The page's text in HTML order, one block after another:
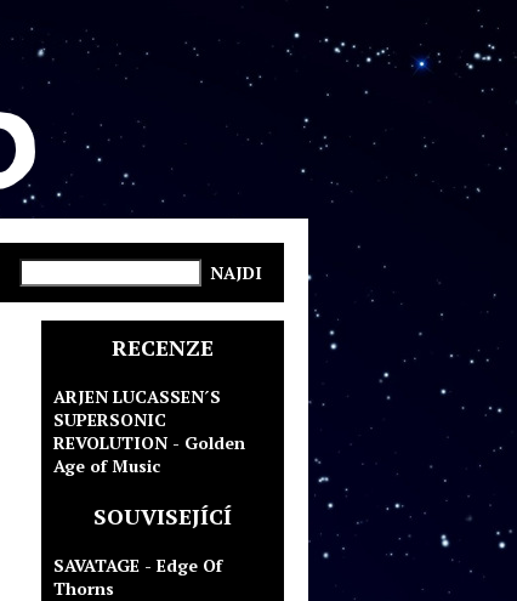
RECENZE
ARJEN LUCASSEN´S
SUPERSONIC
REVOLUTION - Golden
Age of Music
SOUVISEJÍCÍ
SAVATAGE - Edge Of
Thorns